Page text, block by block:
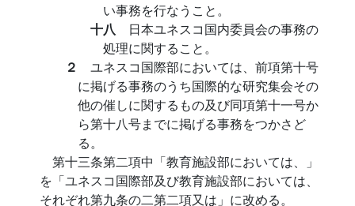
い事務を行なうこと。
十八 日本ユネスコ国内委員会の事務の
処理に関すること。
２ ユネスコ国際部においては、前項第十号
に掲げる事務のうち国際的な研究集会その
他の催しに関するもの及び同項第十一号か
ら第十八号までに掲げる事務をつかさど
る。
第十三条第二項中「教育施設部においては、」
を「ユネスコ国際部及び教育施設部においては、
それぞれ第九条の二第二項又は」に改める。